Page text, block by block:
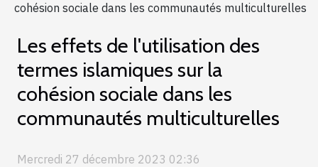
cohésion sociale dans les communautés multiculturelles
Les effets de l'utilisation des
termes islamiques sur la
cohésion sociale dans les
communautés multiculturelles
Mercredi 27 décembre 2023 02:36